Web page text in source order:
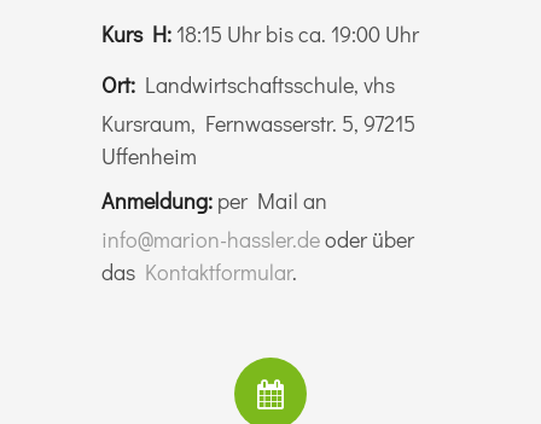
Kurs H: 18:15 Uhr bis ca. 19:00 Uhr
Ort: Landwirtschaftsschule, vhs
Kursraum, Fernwasserstr. 5, 97215
Uffenheim
Anmeldung: per Mail an
info@marion-hassler.deoder über
das Kontaktformular.